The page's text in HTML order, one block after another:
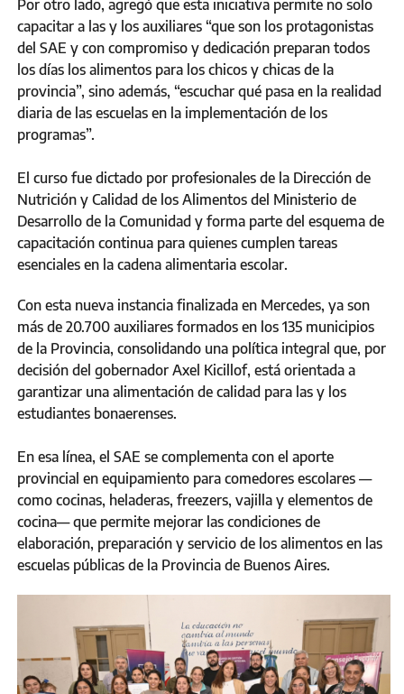
Por otro lado, agregó que esta iniciativa permite no solo
capacitar a las y los auxiliares “que son los protagonistas
del SAE y con compromiso y dedicación preparan todos
los días los alimentos para los chicos y chicas de la
provincia”, sino además, “escuchar qué pasa en la realidad
diaria de las escuelas en la implementación de los
programas”.
El curso fue dictado por profesionales de la Dirección de
Nutrición y Calidad de los Alimentos del Ministerio de
Desarrollo de la Comunidad y forma parte del esquema de
capacitación continua para quienes cumplen tareas
esenciales en la cadena alimentaria escolar.
Con esta nueva instancia finalizada en Mercedes, ya son
más de 20.700 auxiliares formados en los 135 municipios
de la Provincia, consolidando una política integral que, por
decisión del gobernador Axel Kicillof, está orientada a
garantizar una alimentación de calidad para las y los
estudiantes bonaerenses.
En esa línea, el SAE se complementa con el aporte
provincial en equipamiento para comedores escolares —
como cocinas, heladeras, freezers, vajilla y elementos de
cocina— que permite mejorar las condiciones de
elaboración, preparación y servicio de los alimentos en las
escuelas públicas de la Provincia de Buenos Aires.